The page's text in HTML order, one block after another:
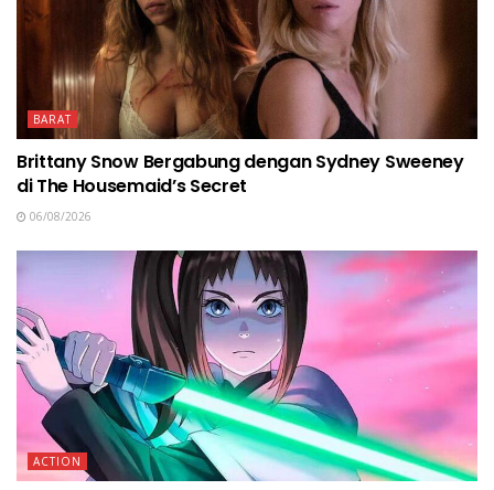
BARAT
Brittany Snow Bergabung dengan Sydney Sweeney
di The Housemaid’s Secret
06/08/2026
ACTION